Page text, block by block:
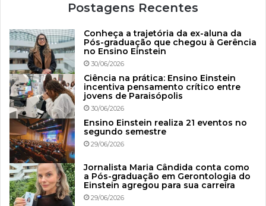
Postagens Recentes
Conheça a trajetória da ex-aluna da
Pós-graduação que chegou à Gerência
no Ensino Einstein
30/06/2026
Ciência na prática: Ensino Einstein
incentiva pensamento crítico entre
jovens de Paraisópolis
30/06/2026
Ensino Einstein realiza 21 eventos no
segundo semestre
29/06/2026
Jornalista Maria Cândida conta como
a Pós-graduação em Gerontologia do
Einstein agregou para sua carreira
29/06/2026